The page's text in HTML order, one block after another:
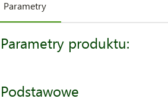
Parametry
Parametry produktu:
Podstawowe